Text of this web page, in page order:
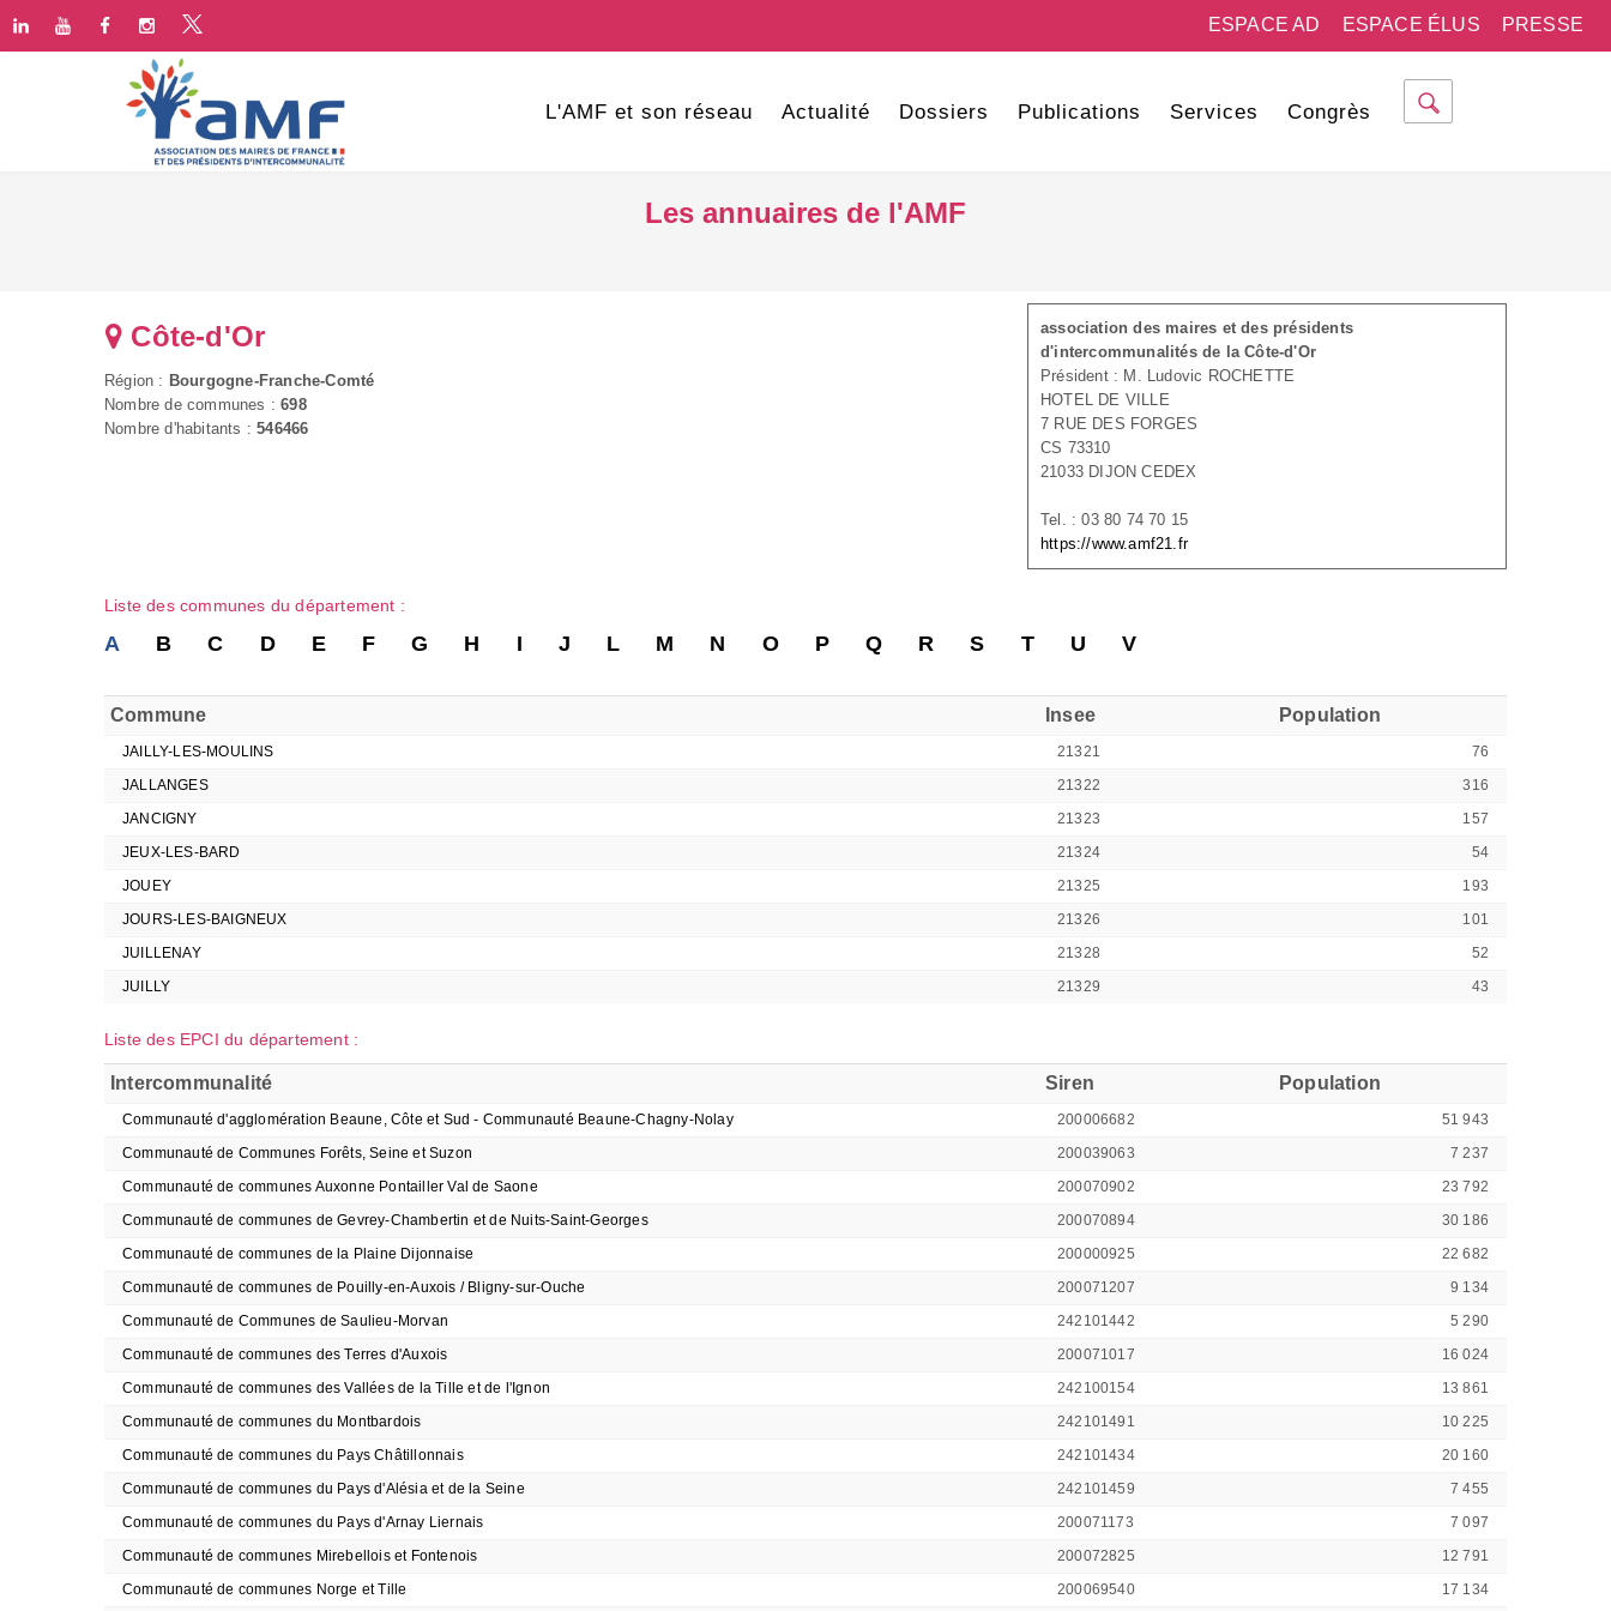
PRESSE
ESPACE ÉLUS
ESPACE AD
L'AMF et son réseau Actualité Dossiers Publications Services Congrès
Les annuaires de l'AMF
association des maires et des présidents
d'intercommunalités de la Côte-d'Or
Président : M. Ludovic ROCHETTE
HOTEL DE VILLE
7 RUE DES FORGES
CS 73310
21033 DIJON CEDEX
Tel. : 03 80 74 70 15
https://www.amf21.fr
Côte-d'Or
Région : Bourgogne-Franche-Comté
Nombre de communes :698
Nombre d'habitants :546466
Liste des communes du département :
A B C D E F G H I J L M N O P Q R S T U V
Commune Insee Population
JAILLY-LES-MOULINS 21321
76
JALLANGES
21322
316
JANCIGNY
21323
157
JEUX-LES-BARD
21324
54
JOUEY
21325
193
JOURS-LES-BAIGNEUX
21326
101
JUILLENAY
21328
52
JUILLY
21329 43
Liste des EPCI du département :
Intercommunalité Siren Population
Communauté d'agglomération Beaune, Côte et Sud - Communauté Beaune-Chagny-Nolay 200006682
51 943
Communauté de Communes Forêts, Seine et Suzon
200039063
7 237
Communauté de communes Auxonne Pontailler Val de Saone
200070902
23 792
Communauté de communes de Gevrey-Chambertin et de Nuits-Saint-Georges
200070894
30 186
Communauté de communes de la Plaine Dijonnaise
200000925
22 682
Communauté de communes de Pouilly-en-Auxois / Bligny-sur-Ouche
200071207
9 134
Communauté de Communes de Saulieu-Morvan
242101442
5 290
Communauté de communes des Terres d'Auxois
200071017
16 024
Communauté de communes des Vallées de la Tille et de l'Ignon
242100154
13 861
Communauté de communes du Montbardois
242101491
10 225
Communauté de communes du Pays Châtillonnais
242101434
20 160
Communauté de communes du Pays d'Alésia et de la Seine
242101459
7 455
Communauté de communes du Pays d'Arnay Liernais
200071173
7 097
Communauté de communes Mirebellois et Fontenois
200072825
12 791
Communauté de communes Norge et Tille
200069540 17 134